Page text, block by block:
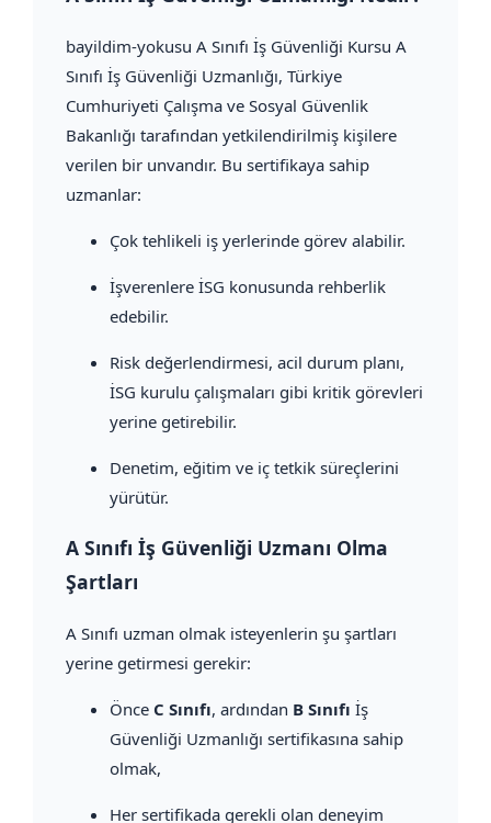
bayildim-yokusu A Sınıfı İş Güvenliği Kursu A
Sınıfı İş Güvenliği Uzmanlığı, Türkiye
Cumhuriyeti Çalışma ve Sosyal Güvenlik
Bakanlığı tarafından yetkilendirilmiş kişilere
verilen bir unvandır. Bu sertifikaya sahip
uzmanlar:
Çok tehlikeli iş yerlerinde görev alabilir.
İşverenlere İSG konusunda rehberlik
edebilir.
Risk değerlendirmesi, acil durum planı,
İSG kurulu çalışmaları gibi kritik görevleri
yerine getirebilir.
Denetim, eğitim ve iç tetkik süreçlerini
yürütür.
A Sınıfı İş Güvenliği Uzmanı Olma
Şartları
A Sınıfı uzman olmak isteyenlerin şu şartları
yerine getirmesi gerekir:
Önce C Sınıfı, ardından B Sınıfı İş
Güvenliği Uzmanlığı sertifikasına sahip
olmak,
Her sertifikada gerekli olan deneyim